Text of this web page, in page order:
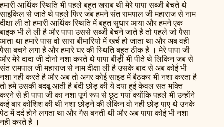
हमारी आर्थिक स्थिति भी पहले बहुत खराब थी मेरे पापा सब्जी बेचते थे
साइकिल से जाते थे पहले फिर जब हमने संत रामपाल जी महाराज से नाम
दीक्षा ली तो हमारी आर्थिक स्थिति में बहुत सुधार आया और हमने एक
बाइक भी ले ली है और पापा उससे सब्जी बेचने जाते है तो पहले जो पैसा
आता था हमारे पास वो सारा बीमारियो में खर्च हो जाता था और अब वही
पैसा बचने लगा है और हमारे घर की स्थिति बहुत ठीक है । मेरे पापा जी
और मेरे दादा जी दोनो नशा करते थे पापा बीड़ी भी पीते थे लिकिन जब से
संत रामपाल जी महाराज से नाम दीक्षा ली है उसके बाद से अब कोई भी
नशा नही करते है और अब तो अगर कोई साइड में बैठकर भी नशा करता है
तो हमे उसकी बदबू आती है बंदी छोड़ की ये दया हुई केवल सत भक्ति
करने से ही पापा जी का नशा पूर्ण रूप से छूट गया क्योंकि पहले भी उन्होंने
कई बार कोशिश की थी नशा छोड़ने की लेकिन वो नही छोड़ पाए थे उनके
पेट में दर्द होने लगता था और गैस बनती थी और अब पापा कोई भी नशा
नही करते है ।